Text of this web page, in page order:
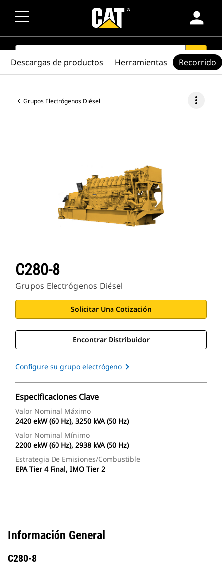
person
SEARCH search
Grupos Electrógenos Diésel more_vert
C280-8
Grupos Electrógenos Diésel
Solicitar Una Cotización
Encontrar Distribuidor
Configure su grupo electrógeno
Especificaciones Clave
Valor Nominal Máximo
2420 ekW (60 Hz), 3250 kVA (50 Hz)
Valor Nominal Mínimo
2200 ekW (60 Hz), 2938 kVA (50 Hz)
Estrategia De Emisiones/combustible
EPA Tier 4 Final, IMO Tier 2
Descargas de productos Herramientas Recorrido
Información General
C280-8